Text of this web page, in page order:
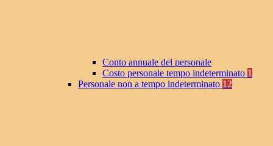
Conto annuale del personale
Costo personale tempo indeterminato 1
Personale non a tempo indeterminato 12